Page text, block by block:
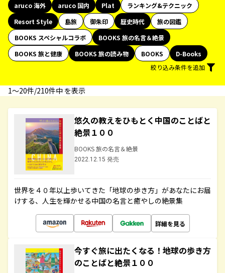
aruco 海外
aruco 国内 Plat
ランキング&テクニック
Resort Style
島旅 御朱印 歴史時代
旅の図鑑
BOOKS スペシャルコラボ
BOOKS 旅の名言＆絶景
BOOKS 旅と健康
BOOKS 旅の読み物 BOOKS
D-Books
絞り込み条件を追加
1〜20件/210件中 を表示
悠久の教えをひもとく中国のことばと
絶景１００
BOOKS 旅の名言＆絶景
2022.12.15 発売
世界を４０年以上歩いてきた「地球の歩き方」があなたにお届
けする、人生を輝かせる中国の名言と癒やしの絶景集
詳細を見る
今すぐ旅に出たくなる！地球の歩き方
のことばと絶景１００